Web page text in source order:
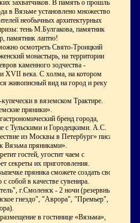
захватчиков. В память о прошлых
в Вязьме установлено множество
необычных архитектурных
тень М.Булгакова, памятник
памятник лаптю!
осмотреть Свято-Троицкий
монастырь, на территории
каменного зодчества -
XVII века. С холма, на котором
живописный вид на город и реку
в вяземском Трактире.
пряники».
бренд города,
с Тульскими и Городецкими. А.С.
из Москвы в Петербург» писал:
Вязьма пряниками».
гостей, угостит чаем с
секреты их приготовления.
пряника сможете создать свой
собой в качестве сувенира.
г.Смоленск - 2 ночи (резервные
гнездо", "Аврора", "Премьер",
в гостинице «Вязьма»,